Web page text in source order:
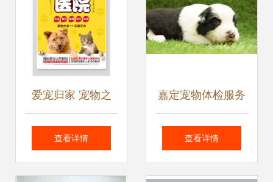
爱宠归家 宠物之
家，您的全方位宠
查看详情
嘉定宠物体检服务
详解 专业、认真、
查看详情